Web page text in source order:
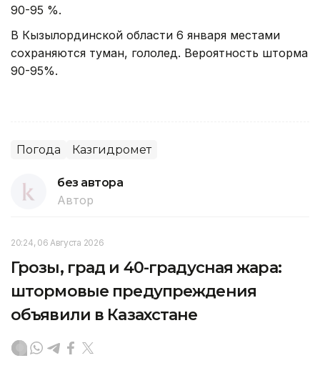
90-95 %.
В Кызылординской области 6 января местами
сохраняются туман, гололед. Вероятность шторма
90-95%.
Погода Казгидромет
без автора
Автор
20:24, 06 Августа 2026
Грозы, град и 40-градусная жара:
штормовые предупреждения
объявили в Казахстане